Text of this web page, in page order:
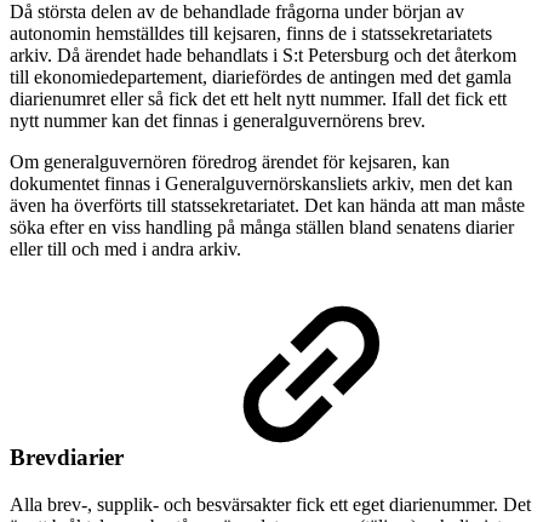
Då största delen av de behandlade frågorna under början av
autonomin hemställdes till kejsaren, finns de i statssekretariatets
arkiv. Då ärendet hade behandlats i S:t Petersburg och det återkom
till ekonomiedepartement, diariefördes de antingen med det gamla
diarienumret eller så fick det ett helt nytt nummer. Ifall det fick ett
nytt nummer kan det finnas i generalguvernörens brev.
Om generalguvernören föredrog ärendet för kejsaren, kan
dokumentet finnas i Generalguvernörskansliets arkiv, men det kan
även ha överförts till statssekretariatet. Det kan hända att man måste
söka efter en viss handling på många ställen bland senatens diarier
eller till och med i andra arkiv.
Brevdiarier
Alla brev-, supplik- och besvärsakter fick ett eget diarienummer. Det